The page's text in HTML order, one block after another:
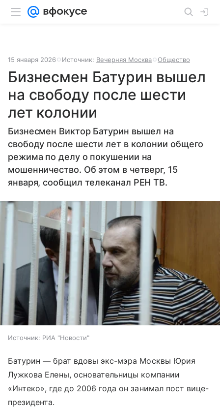
15 января 2026 Источник: Вечерняя Москва Общество
Бизнесмен Батурин вышел
на свободу после шести
лет колонии
Бизнесмен Виктор Батурин вышел на
свободу после шести лет в колонии общего
режима по делу о покушении на
мошенничество. Об этом в четверг, 15
января, сообщил телеканал РЕН ТВ.
Источник: РИА "Новости"
Батурин — брат вдовы экс-мэра Москвы Юрия
Лужкова Елены, основательницы компании
«Интеко», где до 2006 года он занимал пост вице-
президента.